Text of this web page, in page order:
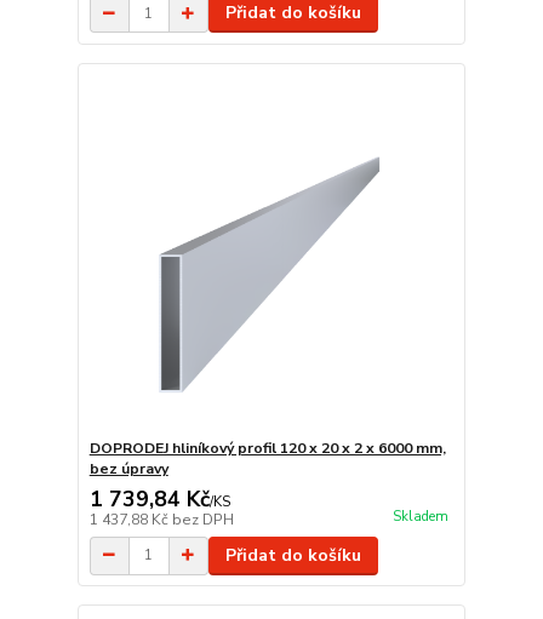
Přidat do košíku
DOPRODEJ hliníkový profil 120 x 20 x 2 x 6000 mm,
bez úpravy
1 739,84 Kč/KS
1 437,88 Kč bez DPH Skladem
Přidat do košíku